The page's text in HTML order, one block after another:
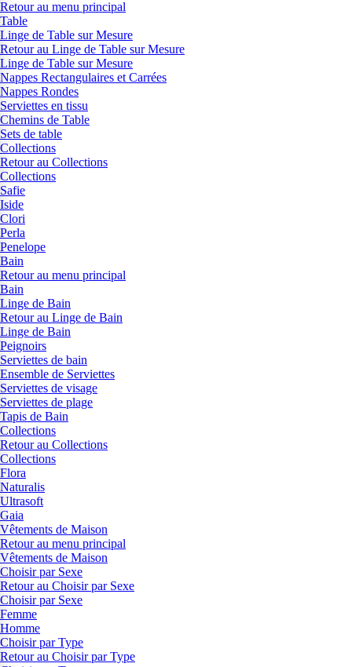
Retour au menu principal
Table
Linge de Table sur Mesure
Retour au Linge de Table sur Mesure
Linge de Table sur Mesure
Nappes Rectangulaires et Carrées
Nappes Rondes
Serviettes en tissu
Chemins de Table
Sets de table
Collections
Retour au Collections
Collections
Safie
Iside
Clori
Perla
Penelope
Bain
Retour au menu principal
Bain
Linge de Bain
Retour au Linge de Bain
Linge de Bain
Peignoirs
Serviettes de bain
Ensemble de Serviettes
Serviettes de visage
Serviettes de plage
Tapis de Bain
Collections
Retour au Collections
Collections
Flora
Naturalis
Ultrasoft
Gaia
Vêtements de Maison
Retour au menu principal
Vêtements de Maison
Choisir par Sexe
Retour au Choisir par Sexe
Choisir par Sexe
Femme
Homme
Choisir par Type
Retour au Choisir par Type